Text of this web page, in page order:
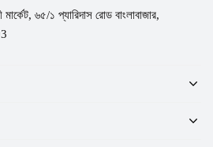
৬৫/১ প্যারিদাস রোড বাংলাবাজার,